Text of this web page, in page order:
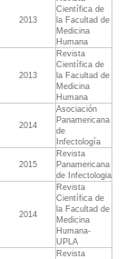
2013
Científica de
la Facultad de
Medicina
Humana
2013
Revista
Científica de
la Facultad de
Medicina
Humana
2014
Asociación
Panamericana
de
Infectología
2015
Revista
Panamericana
de Infectologia
2014
Revista
Científica de
la Facultad de
Medicina
Humana-
UPLA
Revista